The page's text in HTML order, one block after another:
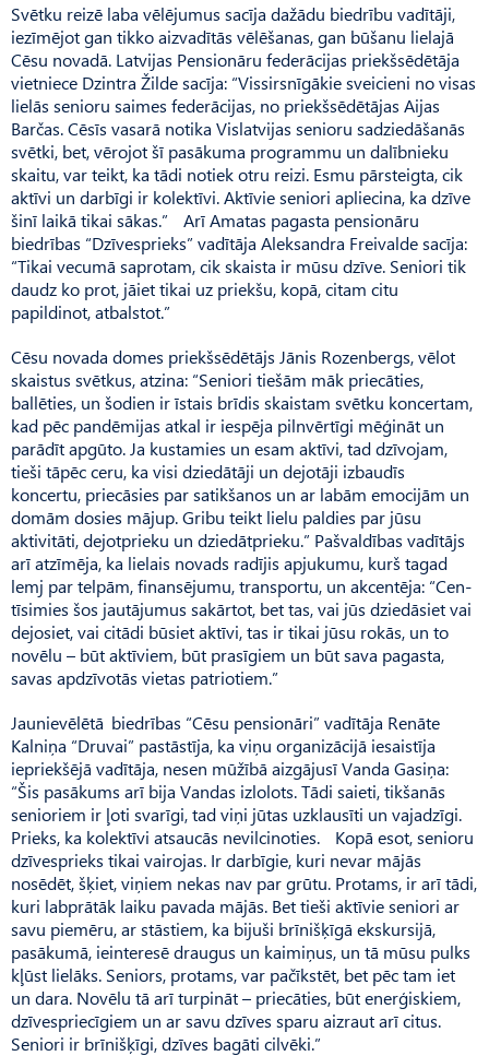
Svētku reizē laba vēlējumus sacīja dažādu biedrību vadītāji,
iezīmējot gan tikko aizvadītās vēlēšanas, gan būšanu lielajā
Cēsu novadā. Latvijas Pensionāru federācijas priekšsēdētāja
vietniece Dzintra Žilde sacīja: “Vissir­snīgākie sveicieni no visas
lielās senioru saimes federācijas, no priekšsēdētājas Aijas
Barčas. Cēsīs vasarā notika Vislatvijas senioru sadziedāšanās
svētki, bet, vērojot šī pasākuma programmu un dalībnieku
skaitu, var teikt, ka tādi notiek otru reizi. Esmu pārsteigta, cik
aktīvi un darbīgi ir kolektīvi. Aktīvie seniori apliecina, ka dzīve
šinī laikā tikai sākas.” Arī Amatas pagasta pensionāru
biedrības “Dzīvesprieks” vadītāja Aleksandra Freivalde sacīja:
“Tikai vecumā saprotam, cik skaista ir mūsu dzīve. Seniori tik
daudz ko prot, jāiet tikai uz priekšu, kopā, citam citu
papildinot, atbalstot.”
Cēsu novada domes priekšsēdētājs Jānis Rozenbergs, vēlot
skaistus svētkus, atzina: “Seniori tiešām māk priecāties,
ballēties, un šodien ir īstais brīdis skaistam svētku koncertam,
kad pēc pandēmijas atkal ir iespēja pilnvērtīgi mēģināt un
parādīt apgūto. Ja kustamies un esam aktīvi, tad dzīvojam,
tieši tāpēc ceru, ka visi dziedātāji un dejotāji izbaudīs
koncertu, priecāsies par satikšanos un ar labām emocijām un
domām dosies mājup. Gribu teikt lielu paldies par jūsu
aktivitāti, dejotprieku un dziedātprieku.” Pašvaldības vadītājs
arī atzīmēja, ka lielais novads radījis apjukumu, kurš tagad
lemj par telpām, finansējumu, transportu, un akcentēja: “Cen­
tīsi­mies šos jautājumus sakārtot, bet tas, vai jūs dziedāsiet vai
dejosiet, vai citādi būsiet aktīvi, tas ir tikai jūsu rokās, un to
novēlu – būt aktīviem, būt prasīgiem un būt sava pagasta,
savas apdzīvotās vietas patriotiem.”
Jaunievēlētā biedrības “Cēsu pensionāri” vadītāja Renāte
Kalniņa “Druvai” pastāstīja, ka viņu organizācijā iesaistīja
iepriekšējā vadītāja, nesen mūžībā aizgājusī Vanda Gasiņa:
“Šis pasākums arī bija Vandas izlolots. Tādi saieti, tikšanās
senioriem ir ļoti svarīgi, tad viņi jūtas uzklausīti un vajadzīgi.
Prieks, ka kolektīvi atsaucās nevilcinoties. Kopā esot, senioru
dzīvesprieks tikai vairojas. Ir darbīgie, kuri nevar mājās
nosēdēt, šķiet, viņiem nekas nav par grūtu. Protams, ir arī tādi,
kuri labprātāk laiku pavada mājās. Bet tieši aktīvie seniori ar
savu piemēru, ar stāstiem, ka bijuši brīnišķīgā ekskursijā,
pasākumā, ieinteresē draugus un kaimiņus, un tā mūsu pulks
kļūst lielāks. Seniors, protams, var pačīkstēt, bet pēc tam iet
un dara. Novēlu tā arī turpināt – priecāties, būt enerģiskiem,
dzīvespriecīgiem un ar savu dzīves sparu aizraut arī citus.
Seniori ir brīnišķīgi, dzīves bagāti cilvēki.”